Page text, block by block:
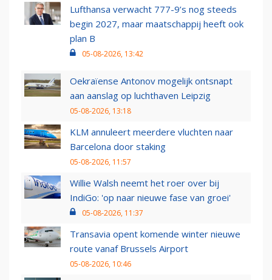
Lufthansa verwacht 777-9’s nog steeds
begin 2027, maar maatschappij heeft ook
plan B
05-08-2026, 13:42
Oekraïense Antonov mogelijk ontsnapt
aan aanslag op luchthaven Leipzig
05-08-2026, 13:18
KLM annuleert meerdere vluchten naar
Barcelona door staking
05-08-2026, 11:57
Willie Walsh neemt het roer over bij
IndiGo: 'op naar nieuwe fase van groei'
05-08-2026, 11:37
Transavia opent komende winter nieuwe
route vanaf Brussels Airport
05-08-2026, 10:46